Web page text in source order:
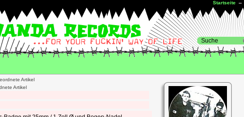
Startseite --
Artikel